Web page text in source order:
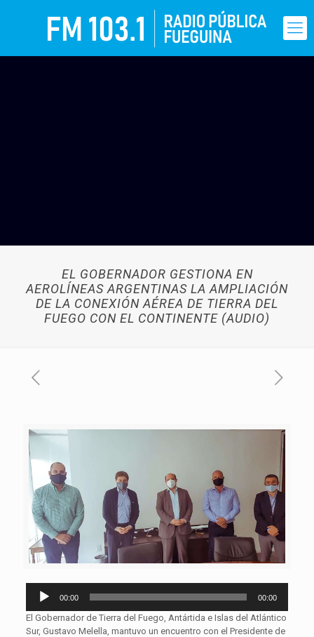
EL GOBERNADOR GESTIONA EN
AEROLÍNEAS ARGENTINAS LA AMPLIACIÓN
DE LA CONEXIÓN AÉREA DE TIERRA DEL
FUEGO CON EL CONTINENTE (AUDIO)
Reproductor
audio
00:00 00:00
El Gobernador de Tierra del Fuego, Antártida e Islas del Atlántico
Sur, Gustavo Melella, mantuvo un encuentro con el Presidente de